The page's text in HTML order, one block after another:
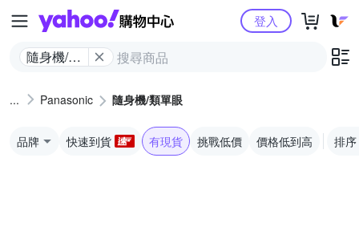
Yahoo購物中心
隨身機/類
登入
Panasonic 隨身機/類單眼
品牌 快速到貨 有現貨 挑戰低價 價格低到高 排序